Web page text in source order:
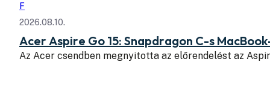
F
2026.08.10.
Acer Aspire Go 15: Snapdragon C-s
Az Acer csendben megnyitotta az előrendelést az